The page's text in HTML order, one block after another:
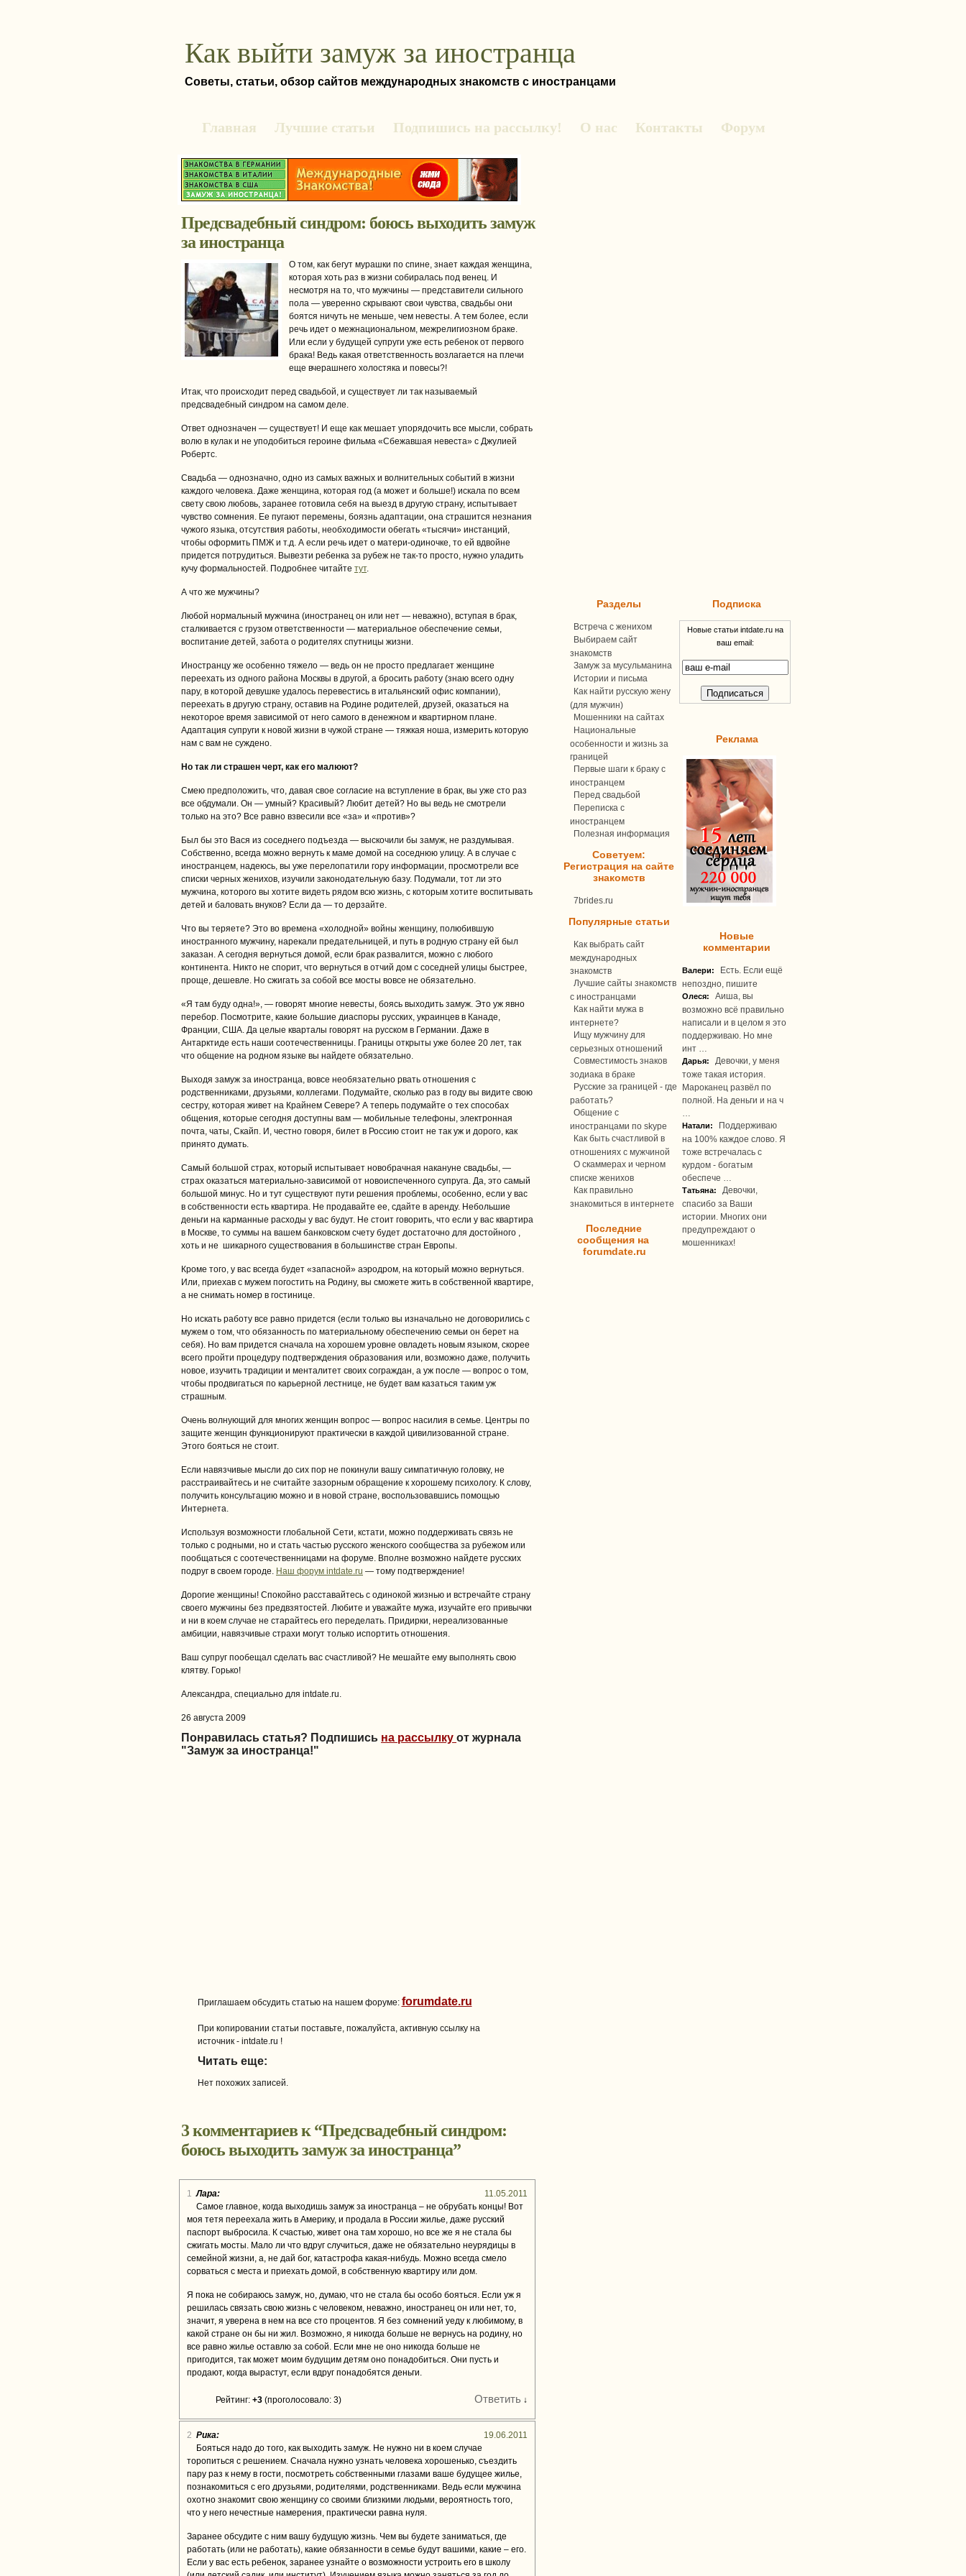
Как выйти замуж за иностранца
Советы, статьи, обзор сайтов международных знакомств с иностранцами
Главная Лучшие статьи Подпишись на рассылку! О нас Контакты Форум
Предсвадебный синдром: боюсь выходить замуж
за иностранца
О том, как бегут мурашки по спине, знает каждая женщина,
которая хоть раз в жизни собиралась под венец. И
несмотря на то, что мужчины — представители сильного
пола — уверенно скрывают свои чувства, свадьбы они
боятся ничуть не меньше, чем невесты. А тем более, если
речь идет о межнациональном, межрелигиозном браке.
Или если у будущей супруги уже есть ребенок от первого
брака! Ведь какая ответственность возлагается на плечи
еще вчерашнего холостяка и повесы?!
Итак, что происходит перед свадьбой, и существует ли так называемый
предсвадебный синдром на самом деле.
Ответ однозначен — существует! И еще как мешает упорядочить все мысли, собрать
волю в кулак и не уподобиться героине фильма «Сбежавшая невеста» с Джулией
Робертс.
Свадьба — однозначно, одно из самых важных и волнительных событий в жизни
каждого человека. Даже женщина, которая год (а может и больше!) искала по всем
свету свою любовь, заранее готовила себя на выезд в другую страну, испытывает
чувство сомнения. Ее пугают перемены, боязнь адаптации, она страшится незнания
чужого языка, отсутствия работы, необходимости обегать «тысячи» инстанций,
чтобы оформить ПМЖ и т.д. А если речь идет о матери-одиночке, то ей вдвойне
придется потрудиться. Вывезти ребенка за рубеж не так-то просто, нужно уладить
кучу формальностей. Подробнее читайте тут.
А что же мужчины?
Любой нормальный мужчина (иностранец он или нет — неважно), вступая в брак,
сталкивается с грузом ответственности — материальное обеспечение семьи,
воспитание детей, забота о родителях спутницы жизни.
Иностранцу же особенно тяжело — ведь он не просто предлагает женщине
переехать из одного района Москвы в другой, а бросить работу (знаю всего одну
пару, в которой девушке удалось перевестись в итальянский офис компании),
переехать в другую страну, оставив на Родине родителей, друзей, оказаться на
некоторое время зависимой от него самого в денежном и квартирном плане.
Адаптация супруги к новой жизни в чужой стране — тяжкая ноша, измерить которую
нам с вам не суждено.
Но так ли страшен черт, как его малюют?
Смею предположить, что, давая свое согласие на вступление в брак, вы уже сто раз
все обдумали. Он — умный? Красивый? Любит детей? Но вы ведь не смотрели
только на это? Все равно взвесили все «за» и «против»?
Был бы это Вася из соседнего подъезда — выскочили бы замуж, не раздумывая.
Собственно, всегда можно вернуть к маме домой на соседнюю улицу. А в случае с
иностранцем, надеюсь, вы уже перелопатили гору информации, просмотрели все
списки черных женихов, изучили законодательную базу. Подумали, тот ли это
мужчина, которого вы хотите видеть рядом всю жизнь, с которым хотите воспитывать
детей и баловать внуков? Если да — то дерзайте.
Что вы теряете? Это во времена «холодной» войны женщину, полюбившую
иностранного мужчину, нарекали предательницей, и путь в родную страну ей был
заказан. А сегодня вернуться домой, если брак развалится, можно с любого
континента. Никто не спорит, что вернуться в отчий дом с соседней улицы быстрее,
проще, дешевле. Но сжигать за собой все мосты вовсе не обязательно.
«Я там буду одна!», — говорят многие невесты, боясь выходить замуж. Это уж явно
перебор. Посмотрите, какие большие диаспоры русских, украинцев в Канаде,
Франции, США. Да целые кварталы говорят на русском в Германии. Даже в
Антарктиде есть наши соотечественницы. Границы открыты уже более 20 лет, так
что общение на родном языке вы найдете обязательно.
Выходя замуж за иностранца, вовсе необязательно рвать отношения с
родственниками, друзьями, коллегами. Подумайте, сколько раз в году вы видите свою
сестру, которая живет на Крайнем Севере? А теперь подумайте о тех способах
общения, которые сегодня доступны вам — мобильные телефоны, электронная
почта, чаты, Скайп. И, честно говоря, билет в Россию стоит не так уж и дорого, как
принято думать.
Самый большой страх, который испытывает новобрачная накануне свадьбы, —
страх оказаться материально-зависимой от новоиспеченного супруга. Да, это самый
большой минус. Но и тут существуют пути решения проблемы, особенно, если у вас
в собственности есть квартира. Не продавайте ее, сдайте в аренду. Небольшие
деньги на карманные расходы у вас будут. Не стоит говорить, что если у вас квартира
в Москве, то суммы на вашем банковском счету будет достаточно для достойного ,
хоть и не шикарного существования в большинстве стран Европы.
Кроме того, у вас всегда будет «запасной» аэродром, на который можно вернуться.
Или, приехав с мужем погостить на Родину, вы сможете жить в собственной квартире,
а не снимать номер в гостинице.
Но искать работу все равно придется (если только вы изначально не договорились с
мужем о том, что обязанность по материальному обеспечению семьи он берет на
себя). Но вам придется сначала на хорошем уровне овладеть новым языком, скорее
всего пройти процедуру подтверждения образования или, возможно даже, получить
новое, изучить традиции и менталитет своих сограждан, а уж после — вопрос о том,
чтобы продвигаться по карьерной лестнице, не будет вам казаться таким уж
страшным.
Очень волнующий для многих женщин вопрос — вопрос насилия в семье. Центры по
защите женщин функционируют практически в каждой цивилизованной стране.
Этого бояться не стоит.
Если навязчивые мысли до сих пор не покинули вашу симпатичную головку, не
расстраивайтесь и не считайте зазорным обращение к хорошему психологу. К слову,
получить консультацию можно и в новой стране, воспользовавшись помощью
Интернета.
Используя возможности глобальной Сети, кстати, можно поддерживать связь не
только с родными, но и стать частью русского женского сообщества за рубежом или
пообщаться с соотечественницами на форуме. Вполне возможно найдете русских
подруг в своем городе. Наш форум intdate.ru — тому подтверждение!
Дорогие женщины! Спокойно расставайтесь с одинокой жизнью и встречайте страну
своего мужчины без предвзятостей. Любите и уважайте мужа, изучайте его привычки
и ни в коем случае не старайтесь его переделать. Придирки, нереализованные
амбиции, навязчивые страхи могут только испортить отношения.
Ваш супруг пообещал сделать вас счастливой? Не мешайте ему выполнять свою
клятву. Горько!
Александра, специально для intdate.ru.
26 августа 2009
Понравилась статья? Подпишись на рассылку от журнала
"Замуж за иностранца!"
Приглашаем обсудить статью на нашем форуме: forumdate.ru
При копировании статьи поставьте, пожалуйста, активную ссылку на
источник - intdate.ru !
Читать еще:
Нет похожих записей.
3 комментариев к “Предсвадебный синдром:
боюсь выходить замуж за иностранца”
1 Лара:
11.05.2011
Самое главное, когда выходишь замуж за иностранца – не обрубать концы! Вот
моя тетя переехала жить в Америку, и продала в России жилье, даже русский
паспорт выбросила. К счастью, живет она там хорошо, но все же я не стала бы
сжигать мосты. Мало ли что вдруг случиться, даже не обязательно неурядицы в
семейной жизни, а, не дай бог, катастрофа какая-нибудь. Можно всегда смело
сорваться с места и приехать домой, в собственную квартиру или дом.
Я пока не собираюсь замуж, но, думаю, что не стала бы особо бояться. Если уж я
решилась связать свою жизнь с человеком, неважно, иностранец он или нет, то,
значит, я уверена в нем на все сто процентов. Я без сомнений уеду к любимому, в
какой стране он бы ни жил. Возможно, я никогда больше не вернусь на родину, но
все равно жилье оставлю за собой. Если мне не оно никогда больше не
пригодится, так может моим будущим детям оно понадобиться. Они пусть и
продают, когда вырастут, если вдруг понадобятся деньги.
Рейтинг: +3 (проголосовало: 3) Ответить ↓
2 Рика:
19.06.2011
Бояться надо до того, как выходить замуж. Не нужно ни в коем случае
торопиться с решением. Сначала нужно узнать человека хорошенько, съездить
пару раз к нему в гости, посмотреть собственными глазами ваше будущее жилье,
познакомиться с его друзьями, родителями, родственниками. Ведь если мужчина
охотно знакомит свою женщину со своими близкими людьми, вероятность того,
что у него нечестные намерения, практически равна нуля.
Заранее обсудите с ним вашу будущую жизнь. Чем вы будете заниматься, где
работать (или не работать), какие обязанности в семье будут вашими, какие – его.
Если у вас есть ребенок, заранее узнайте о возможности устроить его в школу
Разделы
Встреча с женихом
Выбираем сайт
знакомств
Замуж за мусульманина
Истории и письма
Как найти русскую жену
(для мужчин)
Мошенники на сайтах
Национальные
особенности и жизнь за
границей
Первые шаги к браку с
иностранцем
Перед свадьбой
Переписка c
иностранцем
Полезная информация
Советуем:
Регистрация на сайте
знакомств
7brides.ru
Популярные статьи
Как выбрать сайт
международных
знакомств
Лучшие сайты знакомств
с иностранцами
Как найти мужа в
интернете?
Ищу мужчину для
серьезных отношений
Совместимость знаков
зодиака в браке
Русские за границей - где
работать?
Общение с
иностранцами по skype
Как быть счастливой в
отношениях с мужчиной
О скаммерах и черном
списке женихов
Как правильно
знакомиться в интернете
Последние
сообщения на
forumdate.ru
Подписка
Новые статьи intdate.ru на
ваш email:
Реклама
Новые
комментарии
Валери: Есть. Если ещё
непоздно, пишите
Олеся:
Аиша, вы
возможно всё правильно
написали и в целом я это
поддерживаю. Но мне
инт …
Дарья:
Девочки, у меня
тоже такая история.
Мароканец развёл по
полной. На деньги и на ч
Натали:
Поддерживаю
на 100% каждое слово. Я
тоже встречалась с
курдом - богатым
обеспече …
Татьяна:
Девочки,
спасибо за Ваши
истории. Многих они
предупреждают о
мошенниках!